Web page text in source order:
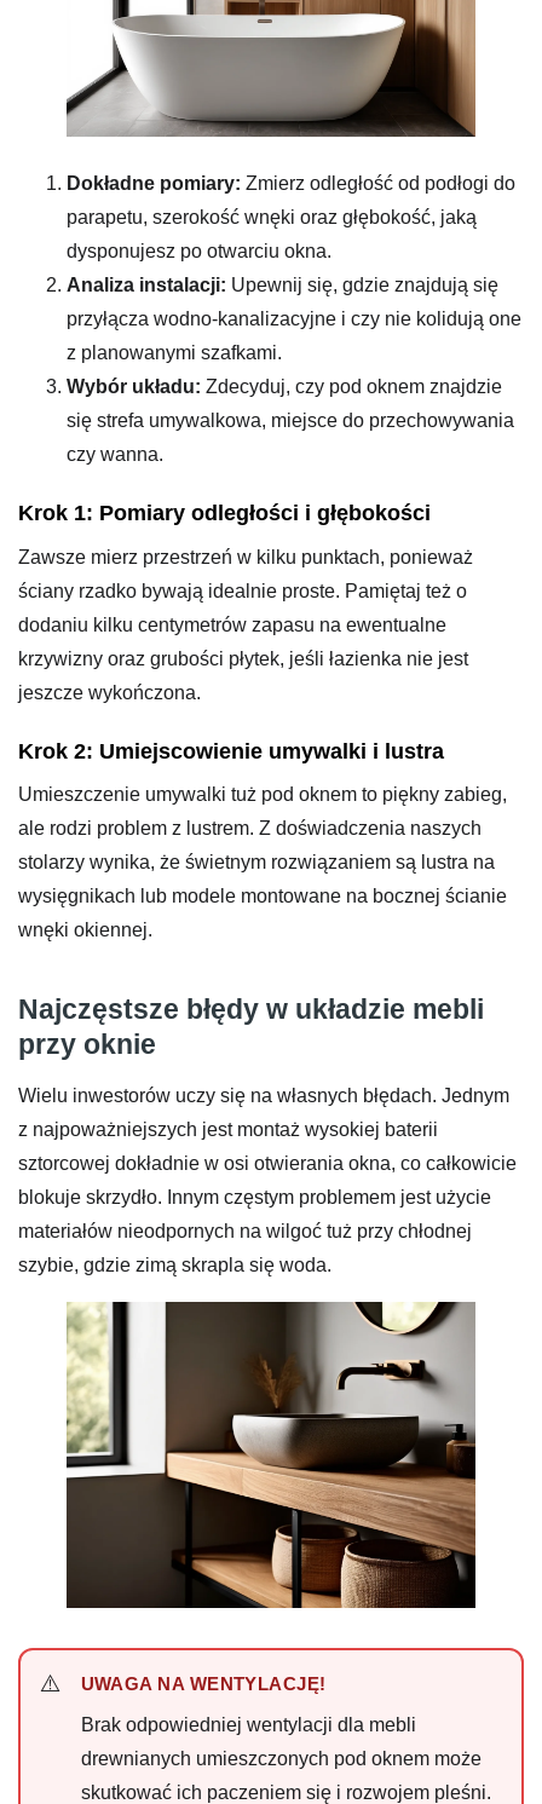
Dokładne pomiary: Zmierz odległość od podłogi do
parapetu, szerokość wnęki oraz głębokość, jaką
dysponujesz po otwarciu okna.
Analiza instalacji: Upewnij się, gdzie znajdują się
przyłącza wodno-kanalizacyjne i czy nie kolidują one
z planowanymi szafkami.
Wybór układu: Zdecyduj, czy pod oknem znajdzie
się strefa umywalkowa, miejsce do przechowywania
czy wanna.
Krok 1: Pomiary odległości i głębokości
Zawsze mierz przestrzeń w kilku punktach, ponieważ
ściany rzadko bywają idealnie proste. Pamiętaj też o
dodaniu kilku centymetrów zapasu na ewentualne
krzywizny oraz grubości płytek, jeśli łazienka nie jest
jeszcze wykończona.
Krok 2: Umiejscowienie umywalki i lustra
Umieszczenie umywalki tuż pod oknem to piękny zabieg,
ale rodzi problem z lustrem. Z doświadczenia naszych
stolarzy wynika, że świetnym rozwiązaniem są lustra na
wysięgnikach lub modele montowane na bocznej ścianie
wnęki okiennej.
Najczęstsze błędy w układzie mebli
przy oknie
Wielu inwestorów uczy się na własnych błędach. Jednym
z najpoważniejszych jest montaż wysokiej baterii
sztorcowej dokładnie w osi otwierania okna, co całkowicie
blokuje skrzydło. Innym częstym problemem jest użycie
materiałów nieodpornych na wilgoć tuż przy chłodnej
szybie, gdzie zimą skrapla się woda.
UWAGA NA WENTYLACJĘ!
Brak odpowiedniej wentylacji dla mebli
drewnianych umieszczonych pod oknem może
skutkować ich paczeniem się i rozwojem pleśni.